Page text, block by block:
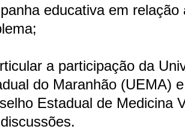
educativa em relação
a participação da
do Maranhão (UEMA)
Estadual de Medicina